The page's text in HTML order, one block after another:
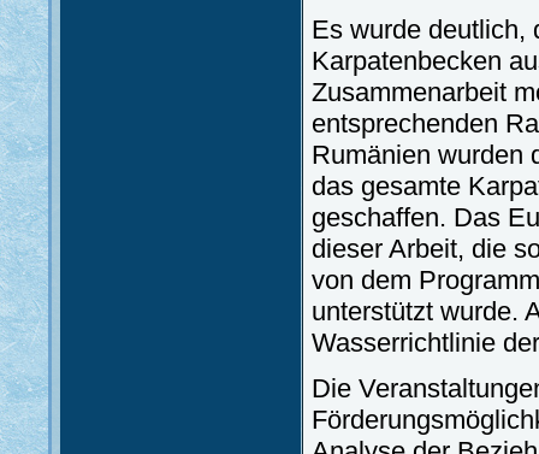
Es wurde deutlich,
Karpatenbecken
Zusammenarbeit
entsprechenden
Rumänien wurden
das gesamte
geschaffen. Das
dieser Arbeit, die
von dem
unterstützt wurde.
Wasserrichtlinie
Die